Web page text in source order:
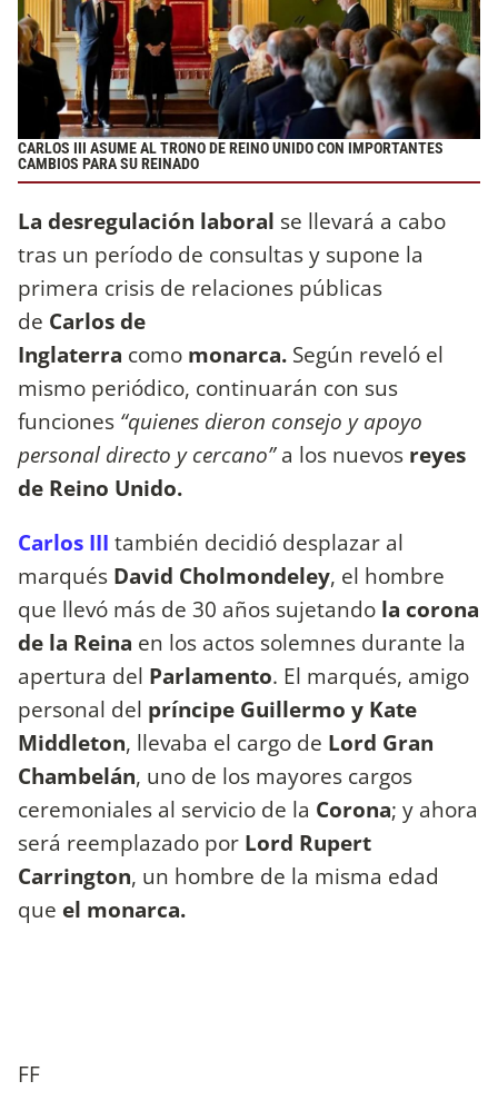
CARLOS III ASUME AL TRONO DE REINO UNIDO CON IMPORTANTES
CAMBIOS PARA SU REINADO
La desregulación laboral se llevará a cabo
tras un período de consultas y supone la
primera crisis de relaciones públicas
de Carlos de
Inglaterra como monarca. Según reveló el
mismo periódico, continuarán con sus
funciones “quienes dieron consejo y apoyo
personal directo y cercano”a los nuevos reyes
de Reino Unido.
Carlos III también decidió desplazar al
marqués David Cholmondeley, el hombre
que llevó más de 30 años sujetando la corona
de la Reina en los actos solemnes durante la
apertura del Parlamento. El marqués, amigo
personal del príncipe Guillermo y Kate
Middleton, llevaba el cargo de Lord Gran
Chambelán, uno de los mayores cargos
ceremoniales al servicio de la Corona; y ahora
será reemplazado por Lord Rupert
Carrington, un hombre de la misma edad
que el monarca.
FF